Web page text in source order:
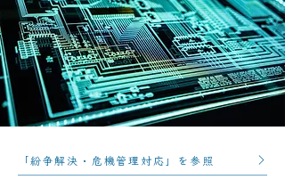
「紛争解決・危機管理対応」を参照